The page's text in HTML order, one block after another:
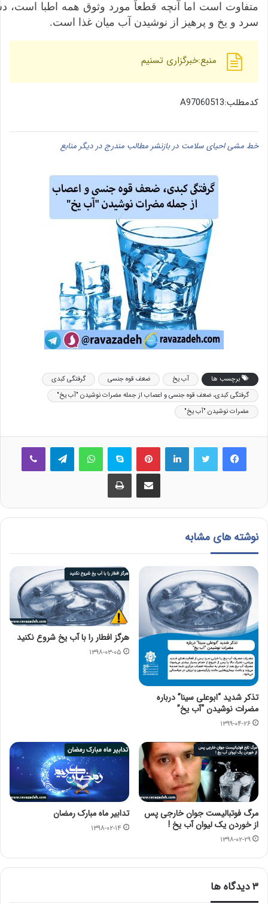
متفاوت است اما آنچه قطعاً مورد وثوق همه اطبا است،
سرد و یخ و پرهیز از نوشیدن آب میان غذا است.
منبع:خبرگزاری تسنیم
کدمطلب:A97060513
خط مشی احیای سلامت در بازنشر مطالب مندرج در دیگر منابع
برچسب ها آب یخ ضعف قوه جنسی
گرفتگی کبدی
گرفتگی کبدی، ضعف قوه جنسی و اعصاب از جمله مضرات نوشیدن "آب یخ"
مضرات نوشیدن "آب یخ"
فیس بوک لینکدین ‫پین‌ترست اسکایپ واتس آپ
اشتراک گذاری از طریق ایمیل چاپ
نوشته های مشابه
تذکر شدید “ابوعلی سینا” درباره
مضرات نوشیدن “آب یخ”
۱۳۹۹-۰۴-۲۶
هرگز افطار را با آب یخ شروع نکنید
۱۳۹۸-۰۳-۰۵
مرگ فوتبالیست جوان خارجی پس
از خوردن یک لیوان آب یخ !
۱۳۹۸-۰۲-۲۹
تدابیر ماه مبارک رمضان
۱۳۹۸-۰۲-۱۴
‫۳ دیدگاه ها